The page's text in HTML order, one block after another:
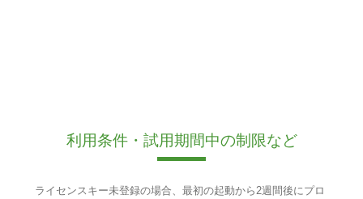
利用条件・試用期間中の制限など
ライセンスキー未登録の場合、最初の起動から2週間後にプロ